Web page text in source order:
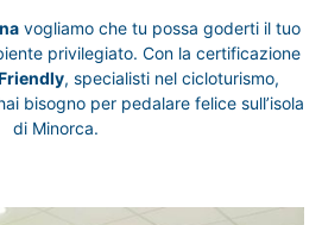
vogliamo che tu possa goderti il tuo
privilegiato. Con la certificazione
, specialisti nel cicloturismo,
bisogno per pedalare felice sull’isola
di Minorca.